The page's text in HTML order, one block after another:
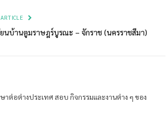
ยนบ้านตูมราษฎร์บูรณะ – จักราช (นครราชสีมา)
าต่อต่างประเทศ สอบ กิจกรรมและงานต่าง ๆ ของ